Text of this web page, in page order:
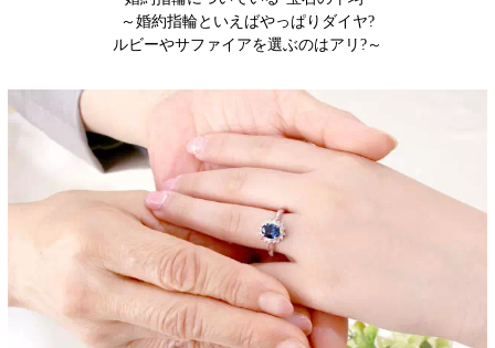
～婚約指輪といえばやっぱりダイヤ?
ルビーやサファイアを選ぶのはアリ?～